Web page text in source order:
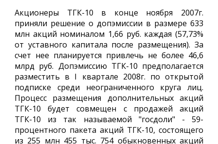
Акционеры ТГК-10 в конце ноября 2007г.
приняли решение о допэмиссии в размере 633
млн акций номиналом 1,66 руб. каждая (57,73%
от уставного капитала после размещения). За
счет нее планируется привлечь не более 46,6
млрд руб. Допэмиссию ТГК-10 предполагается
разместить в I квартале 2008г. по открытой
подписке среди неограниченного круга лиц.
Процесс размещения дополнительных акций
ТГК-10 будет совмещен с продажей акций
ТГК-10 из так называемой "госдоли" - 59-
процентного пакета акций ТГК-10, состоящего
из 255 млн 455 тыс. 754 обыкновенных акций